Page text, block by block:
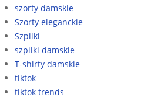
szorty damskie
Szorty eleganckie
Szpilki
szpilki damskie
T-shirty damskie
tiktok
tiktok trends